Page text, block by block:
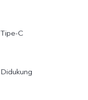
Tipe-C
Didukung